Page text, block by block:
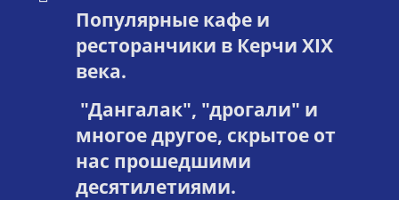
Популярные кафе и
ресторанчики в Керчи XIX
века.
"Дангалак", "дрогали" и
многое другое, скрытое от
нас прошедшими
десятилетиями.